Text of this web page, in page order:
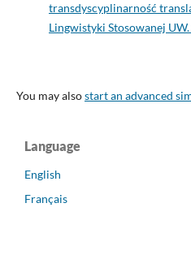
transdyscyplinarność
Lingwistyki Stosowanej UW.
You may alsostart an advanced
Language
English
Français